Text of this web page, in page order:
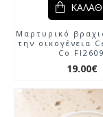
Μαρτυρικό
την οικογένεια
Co Fl2609
19.00€